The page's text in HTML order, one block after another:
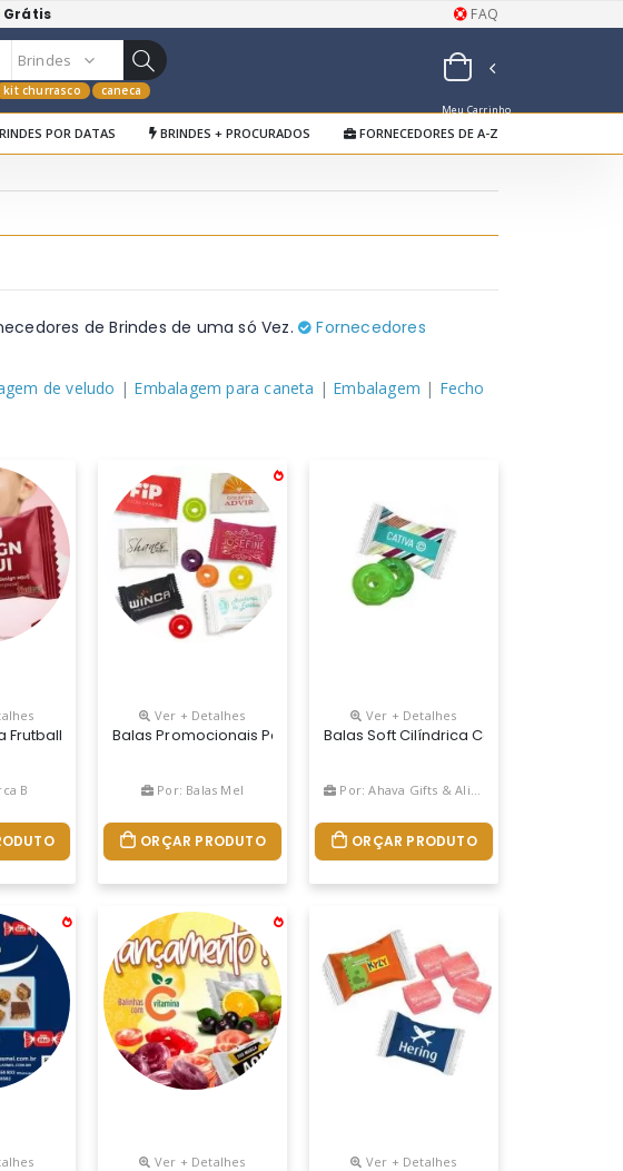
Grátis FAQ
kit churrasco caneca
Meu Carrinho
de Orçamentos
POR DATAS BRINDES + PROCURADOS FORNECEDORES DE A-Z
de Brindes de uma só Vez.
Fornecedores
de veludo | Embalagem para caneta | Embalagem | Fecho
Perfeita Para Fidelizar O Seu Cliente.
Opção De Brinde Promocional E Uma Ferramenta Perfeita Para Fidelizar O Seu
Sortidas É Uma Ótima Opção De Brinde Promocional E Uma Ferramenta Perfeita
Frutball Personalizado São Uma Ótima Opção De Brinde Promocional E Uma
B
Ver + Detalhes
Balas Promocionais Para Empresas,comercio O Melhor E Mais
Por: Balas Mel
ORÇAR PRODUTO
Ver + Detalhes
Balas Soft Cilíndrica Com Orifício No
Por: Ahava Gifts & Alimentos Personalizados
ORÇAR PRODUTO
Ver + Detalhes Ver + Detalhes